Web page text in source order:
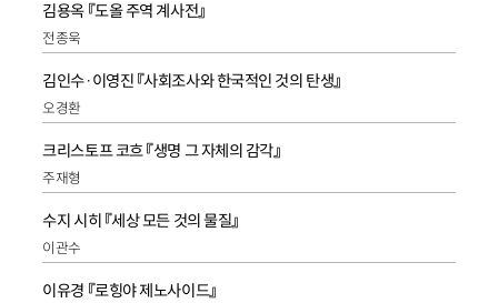
김용옥 『도올 주역 계사전』
전종욱
김인수·이영진 『사회조사와 한국적인 것의 탄생』
오경환
크리스토프 코흐 『생명 그 자체의 감각』
주재형
수지 시히 『세상 모든 것의 물질』
이관수
이유경 『로힝야 제노사이드』